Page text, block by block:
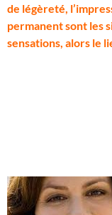
de légèreté,
permanent sont les
sensations, alors le